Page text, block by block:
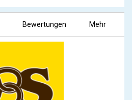
Bewertungen Mehr